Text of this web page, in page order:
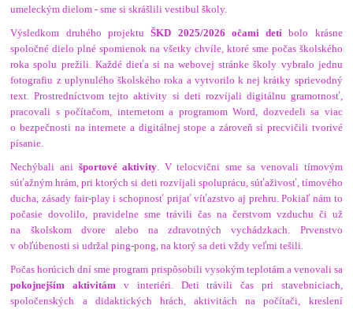
umeleckým dielom - sme si skrášlili vestibul školy.
Výsledkom druhého projektuŠKD 2025/2026 očami detí bolo krásne
spoločné dielo plné spomienok na všetky chvíle, ktoré sme počas školského
roka spolu prežili. Každé dieťa si na webovej stránke školy vybralo jednu
fotografiu z uplynulého školského roka a vytvorilo k nej krátky sprievodný
text. Prostredníctvom tejto aktivity si deti rozvíjali digitálnu gramotnosť,
pracovali s počítačom, internetom a programom Word, dozvedeli sa viac
o bezpečnosti na internete a digitálnej stope a zároveň si precvičili tvorivé
písanie.
Nechýbali ani športové aktivity . V telocvični sme sa venovali tímovým
súťažným hrám, pri ktorých si deti rozvíjali spoluprácu, súťaživosť, tímového
ducha, zásady fair-play i schopnosť prijať víťazstvo aj prehru. Pokiaľ nám to
počasie dovolilo, pravidelne sme trávili čas na čerstvom vzduchu či už
na školskom dvore alebo na zdravotných vychádzkach. Prvenstvo
v obľúbenosti si udržal ping-pong, na ktorý sa deti vždy veľmi tešili.
Počas horúcich dní sme program prispôsobili vysokým teplotám a venovali sa
pokojnejším aktivitám v interiéri. Deti trávili čas pri stavebniciach,
spoločenských a didaktických hrách, aktivitách na počítači, kreslení